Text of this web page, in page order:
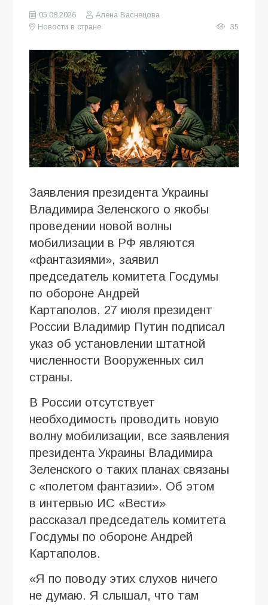
05.08.2026
Алена Васнецова
Новости в стране
35
Заявления президента Украины
Владимира Зеленского о якобы
проведении новой волны
мобилизации в РФ являются
«фантазиями», заявил
председатель комитета Госдумы
по обороне Андрей
Картаполов. 27 июля президент
России Владимир Путин подписал
указ об установлении штатной
численности Вооруженных сил
страны.
В России отсутствует
необходимость проводить новую
волну мобилизации, все заявления
президента Украины Владимира
Зеленского о таких планах связаны
с «полетом фантазии». Об этом
в интервью ИC «Вести»
рассказал председатель комитета
Госдумы по обороне Андрей
Картаполов.
«Я по поводу этих слухов ничего
не думаю. Я слышал, что там